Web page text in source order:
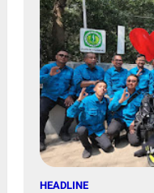
HEADLINE